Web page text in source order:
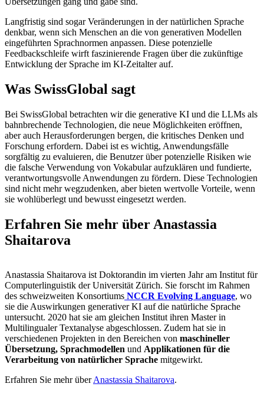
Langfristig sind sogar Veränderungen in der natürlichen Sprache
denkbar, wenn sich Menschen an die von generativen Modellen
eingeführten Sprachnormen anpassen. Diese potenzielle
Feedbackschleife wirft faszinierende Fragen über die zukünftige
Entwicklung der Sprache im KI-Zeitalter auf.
Was SwissGlobal sagt
Bei SwissGlobal betrachten wir die generative KI und die LLMs als
bahnbrechende Technologien, die neue Möglichkeiten eröffnen,
aber auch Herausforderungen bergen, die kritisches Denken und
Forschung erfordern. Dabei ist es wichtig, Anwendungsfälle
sorgfältig zu evaluieren, die Benutzer über potenzielle Risiken wie
die falsche Verwendung von Vokabular aufzuklären und fundierte,
verantwortungsvolle Anwendungen zu fördern. Diese Technologien
sind nicht mehr wegzudenken, aber bieten wertvolle Vorteile, wenn
sie wohlüberlegt und bewusst eingesetzt werden.
Erfahren Sie mehr über Anastassia
Shaitarova
Anastassia Shaitarova ist Doktorandin im vierten Jahr am Institut für
Computerlinguistik der Universität Zürich. Sie forscht im Rahmen
des schweizweiten Konsortiums NCCR Evolving Language, wo
sie die Auswirkungen generativer KI auf die natürliche Sprache
untersucht. 2020 hat sie am gleichen Institut ihren Master in
Multilingualer Textanalyse abgeschlossen. Zudem hat sie in
verschiedenen Projekten in den Bereichen von maschineller
Übersetzung, Sprachmodellen und Applikationen für die
Verarbeitung von natürlicher Sprache mitgewirkt.
Erfahren Sie mehr überAnastassia Shaitarova.